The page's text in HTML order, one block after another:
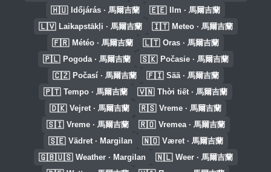
🇭🇺 Időjárás · 馬爾吉蘭 🇪🇪 Ilm · 馬爾吉蘭
🇱🇻 Laikapstākļi · 馬爾吉蘭 🇮🇹 Meteo · 馬爾吉蘭
🇫🇷 Météo · 馬爾吉蘭 🇱🇹 Oras · 馬爾吉蘭
🇵🇱 Pogoda · 馬爾吉蘭 🇸🇰 Počasie · 馬爾吉蘭
🇨🇿 Počasí · 馬爾吉蘭 🇫🇮 Sää · 馬爾吉蘭
🇵🇹 Tempo · 馬爾吉蘭 🇻🇳 Thời tiết · 馬爾吉蘭
🇩🇰 Vejret · 馬爾吉蘭 🇷🇸 Vreme · 馬爾吉蘭
🇸🇮 Vreme · 馬爾吉蘭 🇷🇴 Vremea · 馬爾吉蘭
🇸🇪 Vädret · Margilan 🇳🇴 Været · 馬爾吉蘭
🇬🇧🇺🇸 Weather · Margilan 🇳🇱 Weer · 馬爾吉蘭